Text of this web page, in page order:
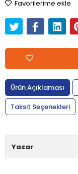
Favorilerime ekle
Ürün Açıklaması
Taksit Seçenekleri
Yazar